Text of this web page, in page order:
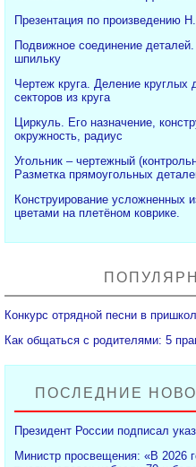
Презентация по произведению
Подвижное соединение
шпильку
Чертеж круга. Деление круглых
секторов из круга
Циркуль. Его назначение,
окружность, радиус
Угольник – чертежный
Разметка прямоугольных
Конструирование усложненных
цветами на плетёном коврике.
Конкурс отрядной песни в
Как общаться с родителями: 5
ПОСЛЕДНИЕ
Президент России подписал
Министр просвещения: «В 2026